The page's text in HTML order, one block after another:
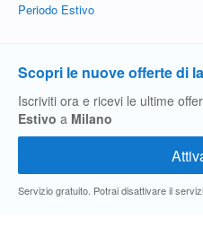
Periodo Estivo
Scopri le nuove offerte di
Iscriviti ora e ricevi le ultime
Estivo a Milano
Servizio gratuito. Potrai disattivare il